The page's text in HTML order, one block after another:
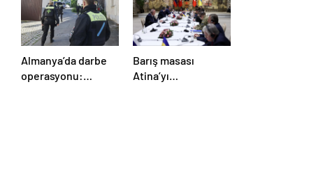
Almanya’da darbe
operasyonu:
Barış masası
Atina’yı